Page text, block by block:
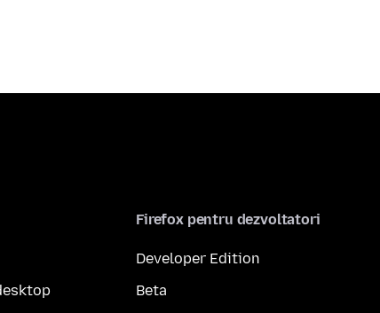
Firefox pentru dezvoltatori
Developer Edition
Beta